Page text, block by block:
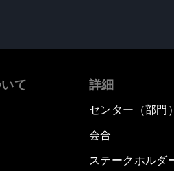
て 詳細
センター（部門）
会合
ステークホルダ